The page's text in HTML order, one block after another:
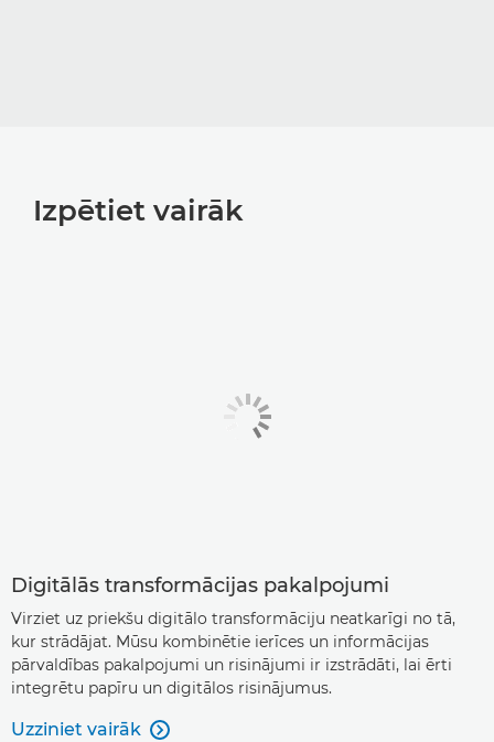
Izpētiet vairāk
Digitālās transformācijas pakalpojumi
Virziet uz priekšu digitālo transformāciju neatkarīgi no tā,
kur strādājat. Mūsu kombinētie ierīces un informācijas
pārvaldības pakalpojumi un risinājumi ir izstrādāti, lai ērti
integrētu papīru un digitālos risinājumus.
Uzziniet vairāk 